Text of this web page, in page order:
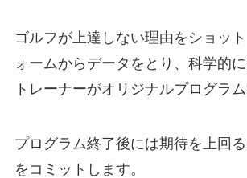
ゴルフが上達しない理由をショッ
ォームからデータをとり、科学的
トレーナーがオリジナルプログラム
プログラム終了後には期待を上回
をコミットします。